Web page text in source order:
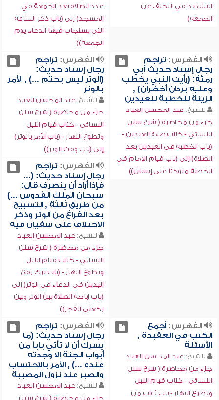
التشديد في التخلف عن
الجمعة)
عدد الصلاة بعد الجمعة في
المسجد) إلى (باب ذكر الساعة
التي يستجاب فيها الدعاء يوم
الجمعة))
الفهرس: تراجم
رجال إسناد حديث أبي
رمثة: (رأيت النبي يخطب
وعليه بردان أخضران) ,
الزينة للخطبة للعيدين
للشيخ: عبد المحسن العباد
جزء من محاضرة ( شرح سنن
النسائي - كتاب صلاة العيدين -
(باب الخطبة في العيدين بعد
الصلاة) إلى (باب قيام الإمام في
الخطبة متوكئاً على إنسان))
الفهرس: تراجم
رجال إسناد حديث:
(الوتر ليس بحتم ...) , الأمر
بالوتر
للشيخ: عبد المحسن العباد
جزء من محاضرة ( شرح سنن
النسائي - كتاب قيام الليل
وتطوع النهار - (باب الأمر بالوتر)
إلى (باب وقت الوتر))
الفهرس: تراجم
رجال إسناد حديث: (...
فإذا أراد أن ينصرف قال:
سبحان الملك القدوس ...)
من طريق ثالثة , التسبيح
بعد الفراغ من الوتر وذكر
الاختلاف على سفيان فيه
للشيخ: عبد المحسن العباد
جزء من محاضرة ( شرح سنن
النسائي - كتاب قيام الليل
وتطوع النهار - (باب ترك رفع
اليدين في الدعاء في الوتر) إلى
(باب إباحة الصلاة بين الوتر وبين
ركعتي الفجر))
الفهرس:أجمع
الكتب في العقيدة ,
الأسئلة
للشيخ: عبد المحسن العباد
جزء من محاضرة ( شرح سنن
النسائي - كتاب قيام الليل
وتطوع النهار - باب ثواب من
الفهرس: تراجم
رجال إسناد حديث: (ما
يسرك أن لا تأتي باباً من
أبواب الجنة إلا وجدته
عنده ...) , الأمر بالاحتساب
والصبر عند نزول المصيبة
للشيخ: عبد المحسن العباد
جزء من محاضرة ( شرح سنن